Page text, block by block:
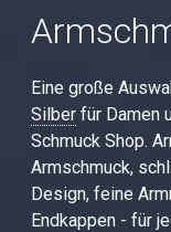
Eine große
Silber für Damen
Schmuck Shop.
Armschmuck,
Design, feine
Endkappen - für